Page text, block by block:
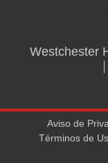
Westchester
Aviso de
Términos de